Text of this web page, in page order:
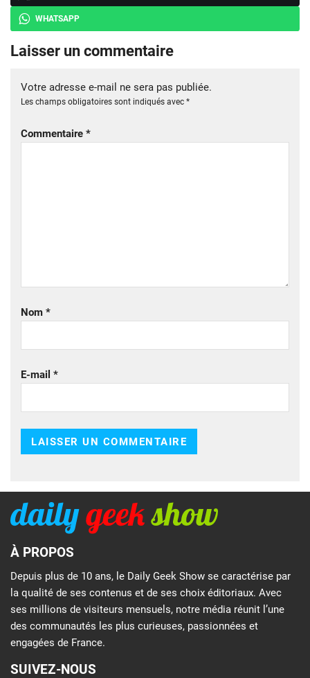
WHATSAPP
Laisser un commentaire
Votre adresse e-mail ne sera pas publiée.
Les champs obligatoires sont indiqués avec *
Commentaire *
Nom *
E-mail *
À PROPOS
Depuis plus de 10 ans, le Daily Geek Show se caractérise par
la qualité de ses contenus et de ses choix éditoriaux. Avec
ses millions de visiteurs mensuels, notre média réunit l’une
des communautés les plus curieuses, passionnées et
engagées de France.
SUIVEZ-NOUS